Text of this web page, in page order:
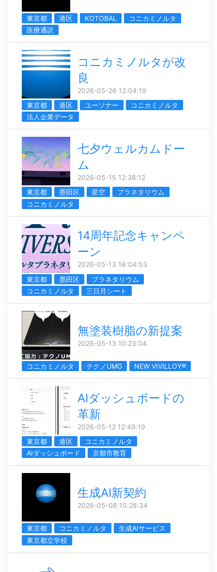
東京都 港区 KOTOBAL
コニカミノルタ
医療通訳
コニカミノルタが改
良
2026-05-26 12:04:19
東京都
港区 ユーソナー
コニカミノルタ
法人企業データ
七夕ウェルカムドー
ム
2026-05-15 12:38:12
東京都
墨田区 星空
プラネタリウム
コニカミノルタ
14周年記念キャンペ
ーン
2026-05-13 18:04:53
東京都
墨田区
プラネタリウム
コニカミノルタ
三日月シート
無塗装樹脂の新提案
2026-05-13 10:23:04
コニカミノルタ テクノUMG NEW VIVILLOY®
AIダッシュボードの
革新
2026-05-12 12:49:19
東京都
港区
コニカミノルタ
AIダッシュボード
京都市教育
生成AI新契約
2026-05-08 15:28:34
東京都 コニカミノルタ
生成AIサービス
東京都立学校